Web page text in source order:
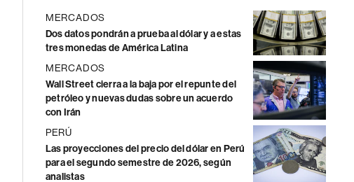
MERCADOS
Dos datos pondrán a prueba al dólar y a estas
tres monedas de América Latina
MERCADOS
Wall Street cierra a la baja por el repunte del
petróleo y nuevas dudas sobre un acuerdo
con Irán
PERÚ
Las proyecciones del precio del dólar en Perú
para el segundo semestre de 2026, según
analistas